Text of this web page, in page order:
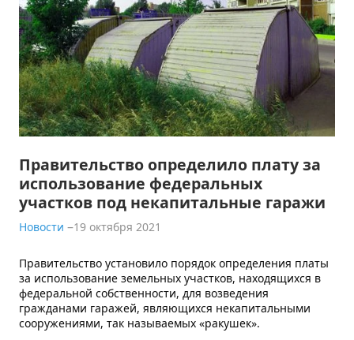
Правительство определило плату за
использование федеральных
участков под некапитальные гаражи
Новости 19 октября 2021
Правительство установило порядок определения платы
за использование земельных участков, находящихся в
федеральной собственности, для возведения
гражданами гаражей, являющихся некапитальными
сооружениями, так называемых «ракушек».